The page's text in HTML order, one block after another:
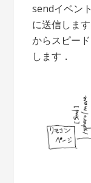
sendイベン
に送信しま
からスピー
します．